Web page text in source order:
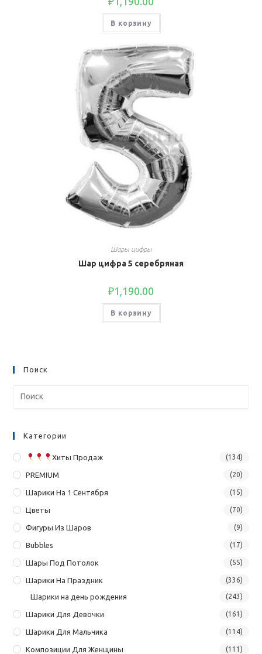
В корзину
Шары цифры
Шар цифра 5 серебряная
₽1,190.00
В корзину
Поиск
Категории
Хиты Продаж (134)
PREMIUM (20)
Шарики На 1 Сентября (15)
Цветы (70)
Фигуры Из Шаров (9)
Bubbles (17)
Шары Под Потолок (55)
Шарики На Праздник (336)
Шарики на день рождения (243)
Шарики Для Девочки (161)
Шарики Для Мальчика (114)
Композиции Для Женщины (111)